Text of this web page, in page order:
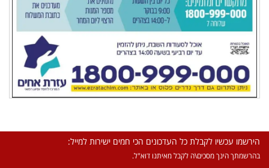
הירשמו עכשיו לקבלת כל העדכונים הכי חמים ישירות למייל:
בהרשמתך הינך מסכים\ה לקבל מאיתנו דוא"ל.